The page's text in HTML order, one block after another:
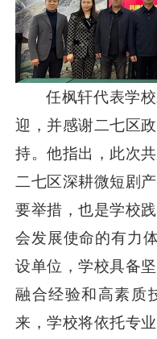
任枫轩代表学
迎，并感谢二七区
持。他指出，此次
二七区深耕微短剧
要举措，也是学校
会发展使命的有力
设单位，学校具备
融合经验和高素质
来，学校将依托专